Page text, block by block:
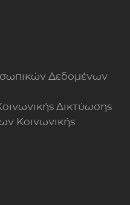
Δεδομένων
Δικτύωσης
Κοινωνικής